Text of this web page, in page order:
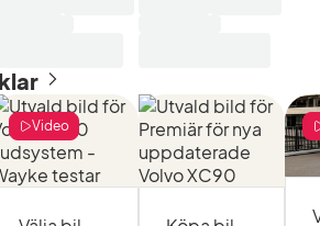
fram
marknadens
kanske
bästa
bilägarkoncept
ingår i
Video